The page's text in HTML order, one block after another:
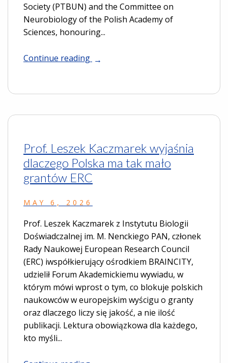
Society (PTBUN) and the Committee on
Neurobiology of the Polish Academy of
Sciences, honouring...
Continue reading
Prof. Leszek Kaczmarek wyjaśnia
dlaczego Polska ma tak mało
grantów ERC
MAY 6, 2026
Prof. Leszek Kaczmarek z Instytutu Biologii
Doświadczalnej im. M. Nenckiego PAN, członek
Rady Naukowej European Research Council
(ERC) iwspółkierujący ośrodkiem BRAINCITY,
udzielił Forum Akademickiemu wywiadu, w
którym mówi wprost o tym, co blokuje polskich
naukowców w europejskim wyścigu o granty
oraz dlaczego liczy się jakość, a nie ilość
publikacji. Lektura obowiązkowa dla każdego,
kto myśli...